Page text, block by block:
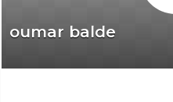
oumar balde